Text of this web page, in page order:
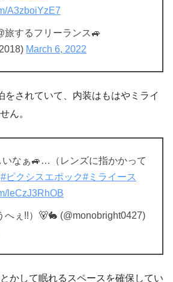
A3zboiYzE7
するフリーランス🚙
March 6, 2022
をされていて、内装はもはやミライ
ん。
いなぁ🚙…（レンズに指かかって
#ピクシスエポック#ミライース
leCzJ3RhOB
ぇ!!）🐻🐇 (@monobright0427)
かして眠れるスペースを確保してい